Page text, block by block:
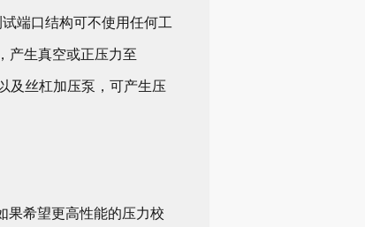
端口结构可不使用任何工
产生真空或正压力至
及丝杠加压泵，可产生压
果希望更高性能的压力校